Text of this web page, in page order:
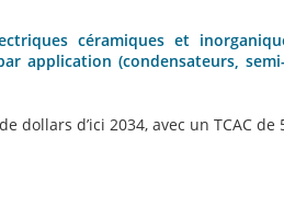
céramiques et
application (condensateurs,
d’ici 2034, avec un TCAC de